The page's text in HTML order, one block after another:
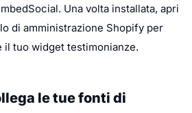
Una volta installata, apri
di amministrazione Shopify per
il tuo widget testimonianze.
le tue fonti di